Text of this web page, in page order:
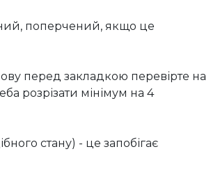
поперчений, якщо це
перед закладкою перевірте на
розрізати мінімум на 4
стану) - це запобігає